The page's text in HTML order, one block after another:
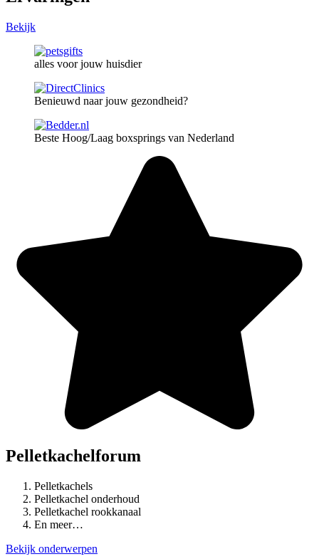
Bekijk
alles voor jouw huisdier
Benieuwd naar jouw gezondheid?
Beste Hoog/Laag boxsprings van Nederland
Pelletkachelforum
Pelletkachels
Pelletkachel onderhoud
Pelletkachel rookkanaal
En meer…
Bekijk onderwerpen